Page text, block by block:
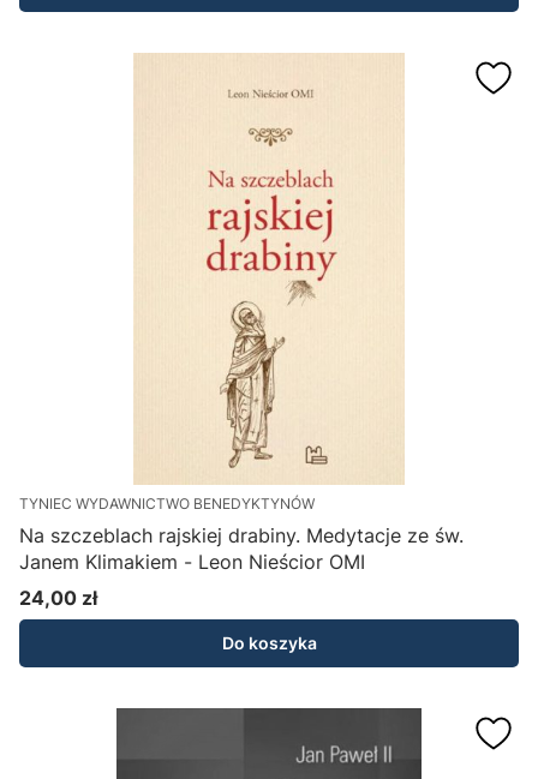
TYNIEC WYDAWNICTWO BENEDYKTYNÓW
Na szczeblach rajskiej drabiny. Medytacje ze św.
Janem Klimakiem - Leon Nieścior OMI
Cena
24,00 zł
Do koszyka